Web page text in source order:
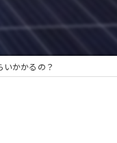
かかるの？